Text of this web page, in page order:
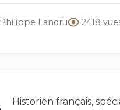
Philippe Landru 2418
Historien français,